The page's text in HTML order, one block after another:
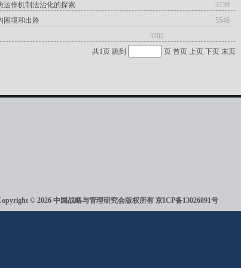
运作机制法治化的探索
3739
困境和出路
5546
3702
共1页 跳到
页 首页 上页 下页 末页
© 2026 中国战略与管理研究会版权所有 京ICP备13026891号